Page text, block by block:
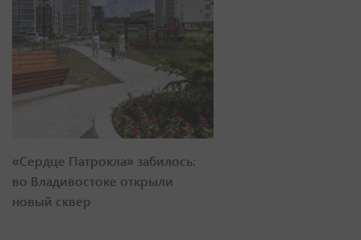
«Сердце Патрокла» забилось:
во Владивостоке открыли
новый сквер